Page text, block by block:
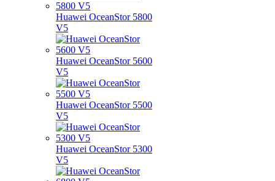
Huawei OceanStor 5800
V5
Huawei OceanStor 5600
V5
Huawei OceanStor 5500
V5
Huawei OceanStor 5300
V5